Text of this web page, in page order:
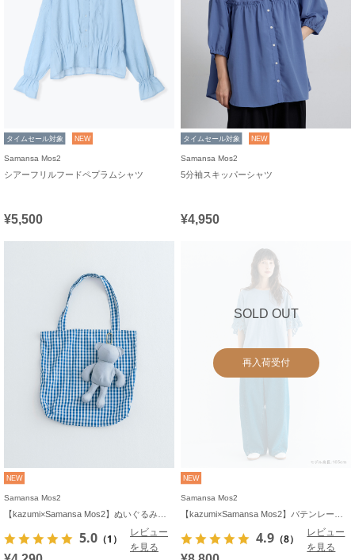
タイムセール対象 NEW
Samansa Mos2
シアーフリルフードペプラムシャツ
¥5,500
タイムセール対象 NEW
Samansa Mos2
5分袖スキッパーシャツ
¥4,950
NEW
Samansa Mos2
5.0 （1）
レビュー
を見る
SOLD OUT
再入荷受付
NEW
Samansa Mos2
4.9 （8）
レビュー
を見る